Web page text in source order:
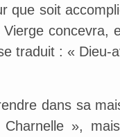
que soit
traduit : «
dans sa
»,